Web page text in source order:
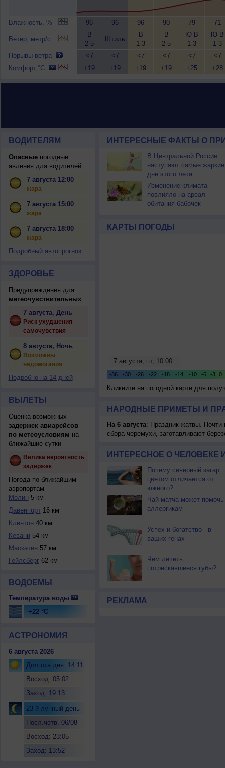
Влажность, %
Ветер, метр/с
Порывы ветра
Комфорт,°C
96
В
2-5
<7
+19
96
Штиль
<7
+19
96
В
1-3
<7
+19
90
В
2-5
<7
+19
79
Ю-В
1-3
<7
+25
71
Ю-В
1-3
<7
+28
ВОДИТЕЛЯМ
Опасныепогодные
явления для водителей
7 августа 12:00
жара
7 августа 15:00
жара
7 августа 18:00
жара
Подробный автопрогноз
ЗДОРОВЬЕ
Предупреждения для
метеочувствительных
7 августа, День
Риск ухудшения
самочувствия
8 августа, Ночь
Возможны
недомогания
Подробно на 14 дней
ВЫЛЕТЫ
Оценка возможных
задержек авиарейсов
по метеоусловиям на
ближайшие сутки
Велика вероятность
задержек
Погода по ближайшим
аэропортам
Молин 5 км
Давенпорт16 км
Клинтон 40 км
Кевани 54 км
Маскатин 57 км
Гейлсберг 62 км
ВОДОЕМЫ
Температура воды
+22 °C
АСТРОНОМИЯ
6 августа 2026
Долгота дня: 14:11
Восход: 05:02
Заход: 19:13
23-й лунный день
Посл.четв. 06/08
Восход: 23:05
Заход: 13:52
ИНТЕРЕСНЫЕ ФАКТЫ О
В Центральной России
наступают самые жаркие
дни этого лета
Изменение климата
повлияло на ареал
обитания бабочек
КАРТЫ ПОГОДЫ
Кликните на погодной карте для
НАРОДНЫЕ ПРИМЕТЫ И
На 6 августа: Праздник жатвы. Почти
сбора черемухи, заготавливают
ИНТЕРЕСНОЕ О ЧЕЛОВЕКЕ
Почему северный загар
цветом отличается от
южного?
Чай матча может помочь
аллергикам
Успех и богатство - в
ваших генах
Чем лечить
потрескавшиеся губы?
РЕКЛАМА